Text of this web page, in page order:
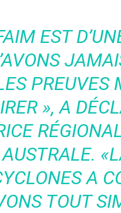
EST
PREUVES
»,A
AUSTRALE.
A
TOUT